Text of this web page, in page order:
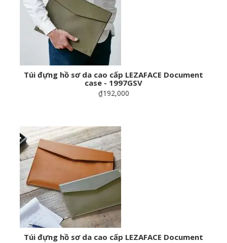
Túi đựng hồ sơ da cao cấp LEZAFACE Document
case - 1997GSV
₫192,000
Túi đựng hồ sơ da cao cấp LEZAFACE Document